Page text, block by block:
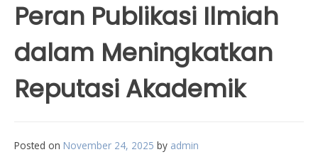
Peran Publikasi Ilmiah
dalam Meningkatkan
Reputasi Akademik
Posted on November 24, 2025 by admin